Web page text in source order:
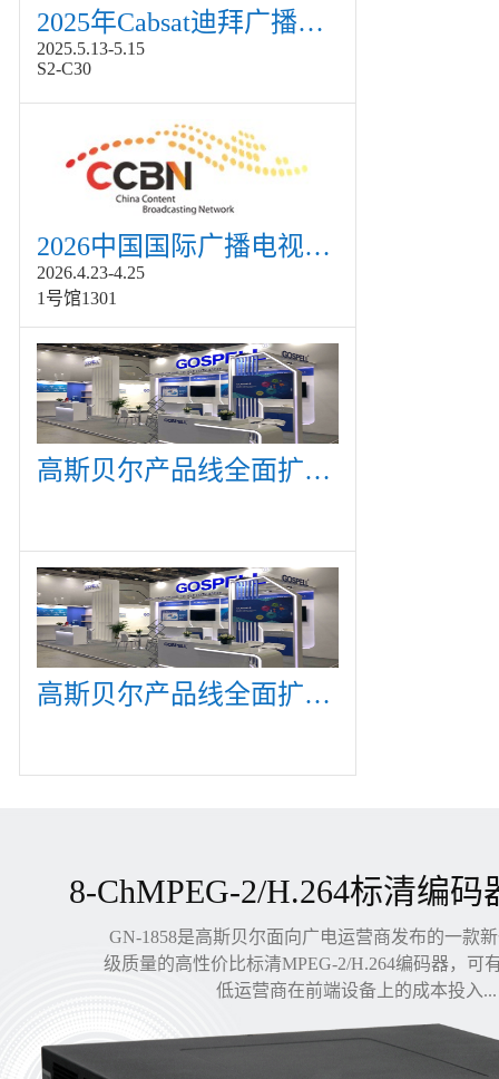
2025年Cabsat迪拜广播电视展
2025.5.13-5.15
S2-C30
2026中国国际广播电视信息网络展览会展
2026.4.23-4.25
1号馆1301
高斯贝尔产品线全面扩展，众多新产品亮相CommunicAsia 2019
高斯贝尔产品线全面扩展，众多新产品亮相CommunicAsia 2019
8-ChMPEG-2/H.264标清编码
GN-1858是高斯贝尔面向广电运营商发布的一款
级质量的高性价比标清MPEG-2/H.264编码器，可
低运营商在前端设备上的成本投入...